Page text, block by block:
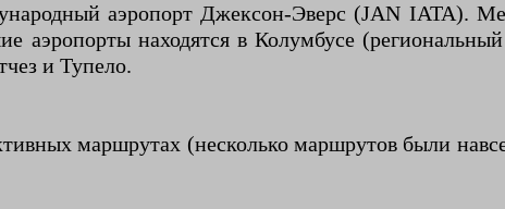
аэропорт Джексон-Эверс (JAN IATA).
находятся в Колумбусе (региональный
и Тупело.
маршрутах (несколько маршрутов были